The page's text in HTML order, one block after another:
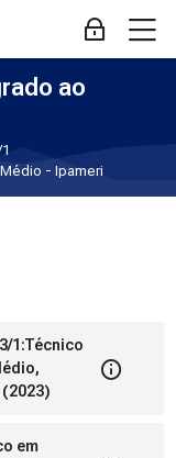
Acessar
ao
- Ipameri
1:Técnico
em